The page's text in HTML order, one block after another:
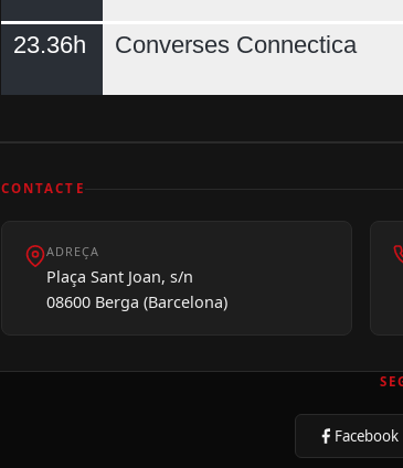
23.36h Converses Connectica
CONTACTE
ADREÇA
Plaça Sant Joan, s/n
08600 Berga (Barcelona)
Facebook